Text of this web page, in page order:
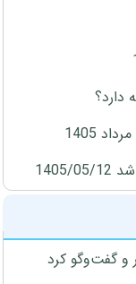
دارد؟
12
و گفت‌وگو کرد